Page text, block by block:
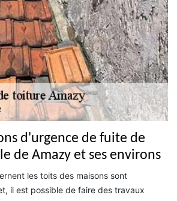
d'urgence de fuite de
de Amazy et ses environs
les toits des maisons sont
il est possible de faire des travaux